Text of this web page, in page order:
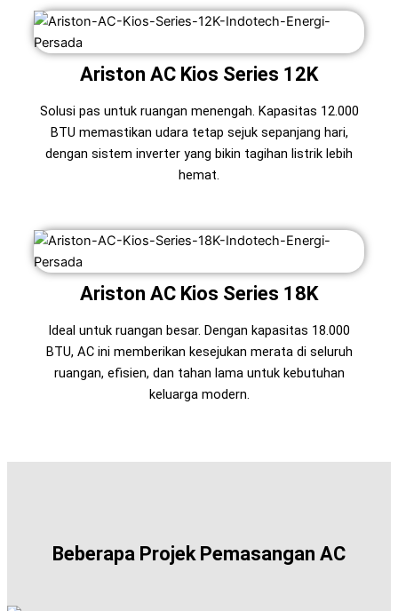
Ariston AC Kios Series 12K
Solusi pas untuk ruangan menengah. Kapasitas 12.000
BTU memastikan udara tetap sejuk sepanjang hari,
dengan sistem inverter yang bikin tagihan listrik lebih
hemat.
Ariston AC Kios Series 18K
Ideal untuk ruangan besar. Dengan kapasitas 18.000
BTU, AC ini memberikan kesejukan merata di seluruh
ruangan, efisien, dan tahan lama untuk kebutuhan
keluarga modern.
Beberapa Projek Pemasangan AC